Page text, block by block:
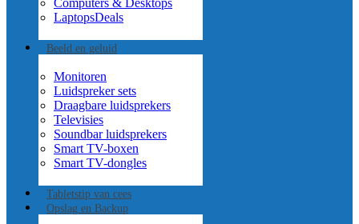
Computers & Desktops
LaptopsDeals
Beeld en geluid
Monitoren
Luidspreker sets
Draagbare luidsprekers
Televisies
Soundbar luidsprekers
Smart TV-boxen
Smart TV-dongles
Tabletstip van cees
Opslag en Backup